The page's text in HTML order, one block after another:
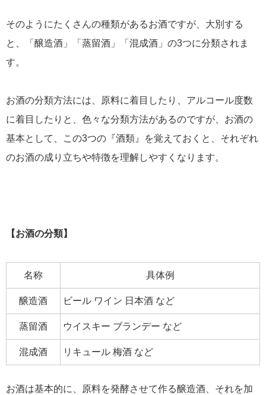
そのようにたくさんの種類があるお酒ですが、大別する
と、「醸造酒」「蒸留酒」「混成酒」の3つに分類されま
す。
お酒の分類方法には、原料に着目したり、アルコール度数
に着目したりと、色々な分類方法があるのですが、お酒の
基本として、この3つの『酒類』を覚えておくと、それぞれ
のお酒の成り立ちや特徴を理解しやすくなります。
【お酒の分類】
名称 具体例
醸造酒 ビール ワイン 日本酒 など
蒸留酒 ウイスキー ブランデー など
混成酒 リキュール 梅酒 など
お酒は基本的に、原料を発酵させて作る醸造酒、それを加